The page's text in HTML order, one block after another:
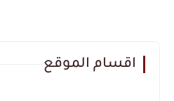
اقسام الموقع